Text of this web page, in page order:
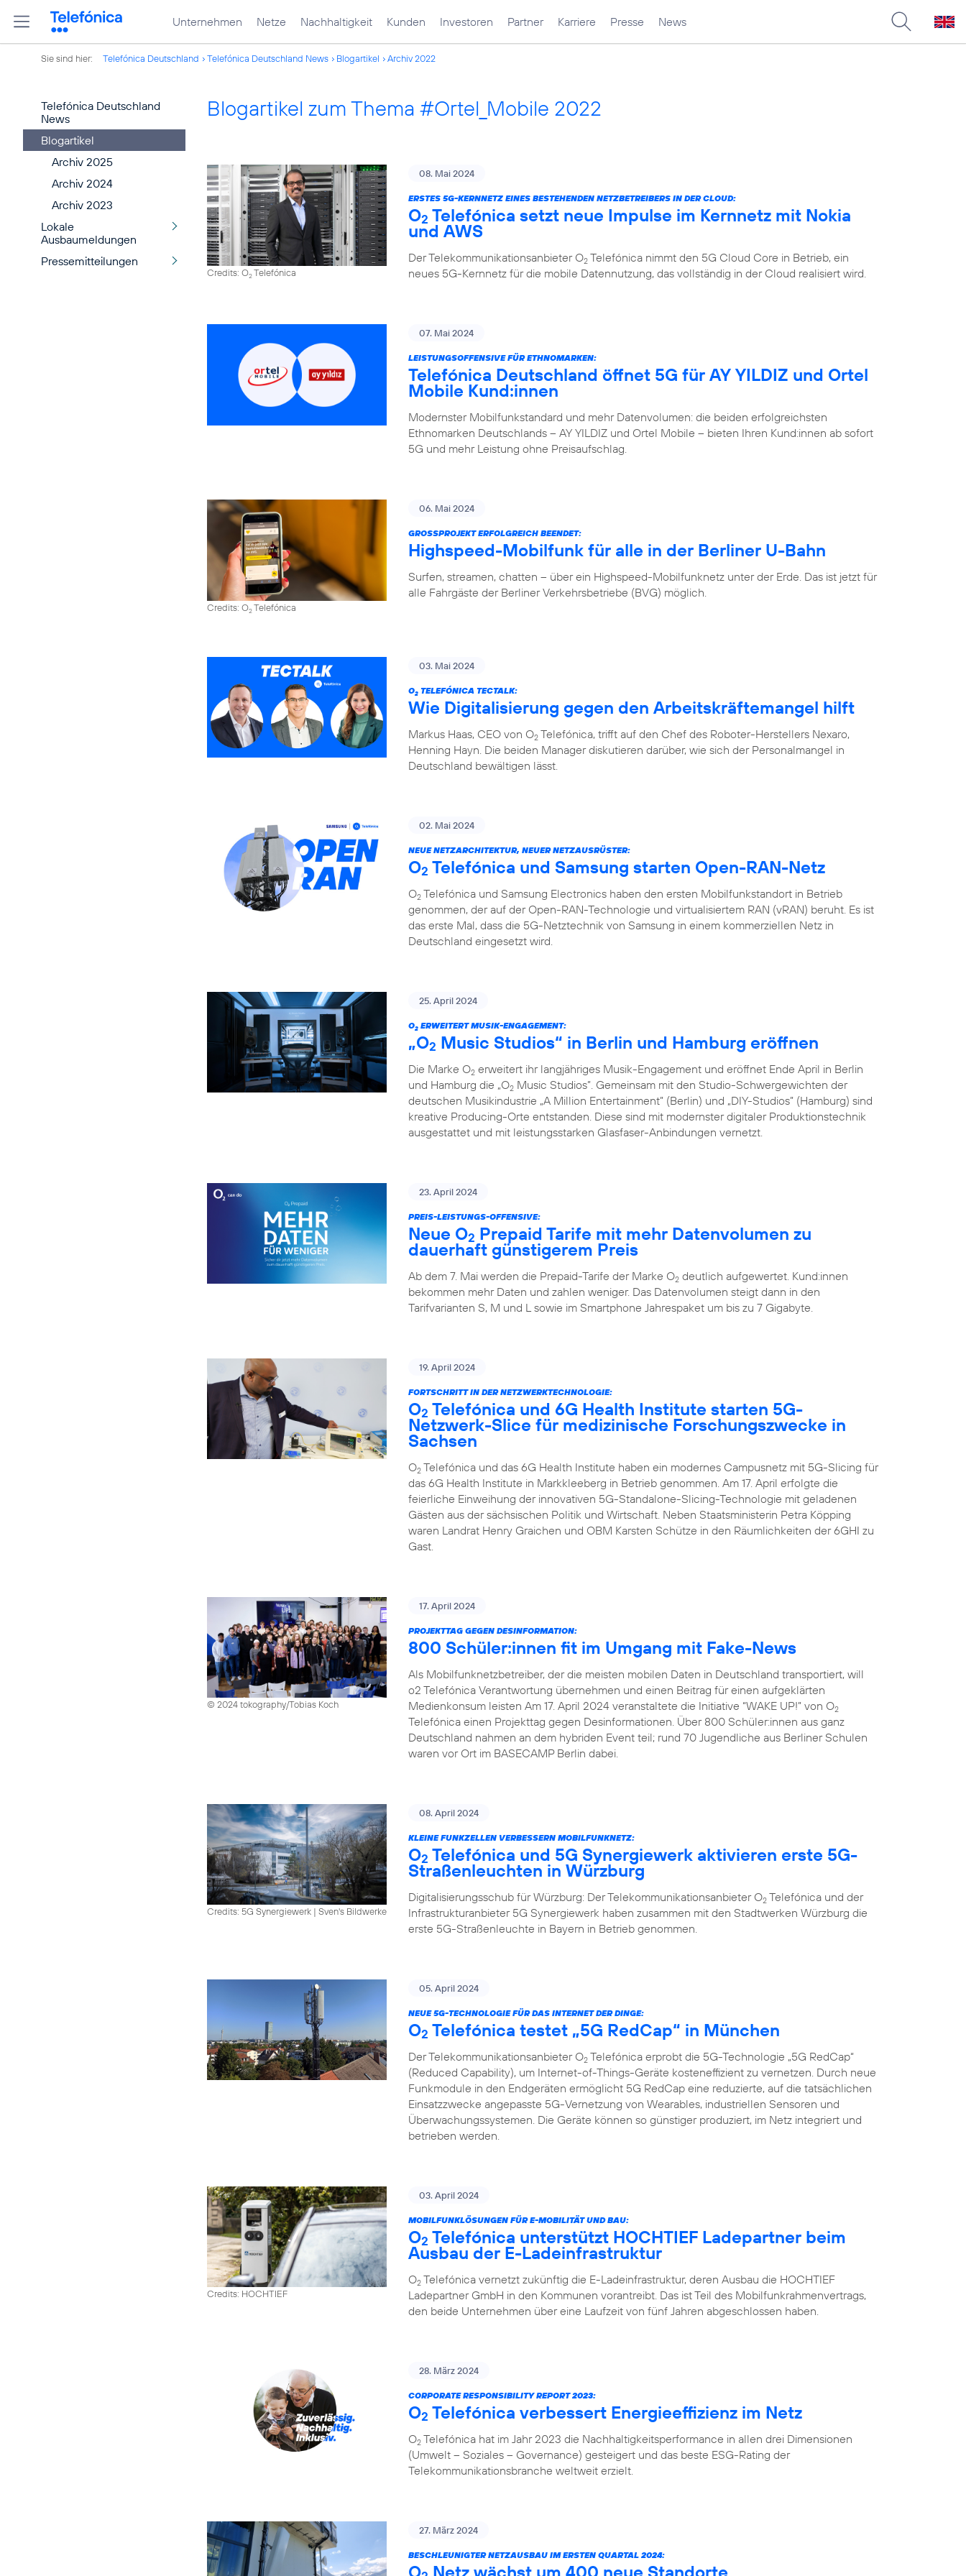
Unternehmen Netze Nachhaltigkeit Kunden Investoren Partner Karriere Presse News
Sie sind hier: Telefónica Deutschland Telefónica Deutschland News Blogartikel Archiv 2022
Telefónica Deutschland
News
Blogartikel
Archiv 2025
Archiv 2024
Archiv 2023
Lokale
Ausbaumeldungen
Pressemitteilungen
Blogartikel zum Thema #Ortel_Mobile 2022
Credits: O2Telefónica
08. Mai 2024
ERSTES 5G-KERNNETZ EINES BESTEHENDEN NETZBETREIBERS IN DER CLOUD:
O2 Telefónica setzt neue Impulse im Kernnetz mit Nokia
und AWS
Der Telekommunikationsanbieter O2 Telefónica nimmt den 5G Cloud Core in Betrieb, ein
neues 5G-Kernnetz für die mobile Datennutzung, das vollständig in der Cloud realisiert wird.
07. Mai 2024
LEISTUNGSOFFENSIVE FÜR ETHNOMARKEN:
Telefónica Deutschland öffnet 5G für AY YILDIZ und Ortel
Mobile Kund:innen
Modernster Mobilfunkstandard und mehr Datenvolumen: die beiden erfolgreichsten
Ethnomarken Deutschlands – AY YILDIZ und Ortel Mobile – bieten Ihren Kund:innen ab sofort
5G und mehr Leistung ohne Preisaufschlag.
Credits: O2Telefónica
06. Mai 2024
GROSSPROJEKT ERFOLGREICH BEENDET:
Highspeed-Mobilfunk für alle in der Berliner U-Bahn
Surfen, streamen, chatten – über ein Highspeed-Mobilfunknetz unter der Erde. Das ist jetzt für
alle Fahrgäste der Berliner Verkehrsbetriebe (BVG) möglich.
03. Mai 2024
O2 TELEFÓNICA TECTALK:
Wie Digitalisierung gegen den Arbeitskräftemangel hilft
Markus Haas, CEO von O2 Telefónica, trifft auf den Chef des Roboter-Herstellers Nexaro,
Henning Hayn. Die beiden Manager diskutieren darüber, wie sich der Personalmangel in
Deutschland bewältigen lässt.
02. Mai 2024
NEUE NETZARCHITEKTUR, NEUER NETZAUSRÜSTER:
O2 Telefónica und Samsung starten Open-RAN-Netz
O2 Telefónica und Samsung Electronics haben den ersten Mobilfunkstandort in Betrieb
genommen, der auf der Open-RAN-Technologie und virtualisiertem RAN (vRAN) beruht. Es ist
das erste Mal, dass die 5G-Netztechnik von Samsung in einem kommerziellen Netz in
Deutschland eingesetzt wird.
25. April 2024
O2 ERWEITERT MUSIK-ENGAGEMENT:
„O2 Music Studios“ in Berlin und Hamburg eröffnen
Die Marke O2 erweitert ihr langjähriges Musik-Engagement und eröffnet Ende April in Berlin
und Hamburg die „O2 Music Studios”. Gemeinsam mit den Studio-Schwergewichten der
deutschen Musikindustrie „A Million Entertainment” (Berlin) und „DIY-Studios” (Hamburg) sind
kreative Producing-Orte entstanden. Diese sind mit modernster digitaler Produktionstechnik
ausgestattet und mit leistungsstarken Glasfaser-Anbindungen vernetzt.
23. April 2024
PREIS-LEISTUNGS-OFFENSIVE:
Neue O2 Prepaid Tarife mit mehr Datenvolumen zu
dauerhaft günstigerem Preis
Ab dem 7. Mai werden die Prepaid-Tarife der Marke O2 deutlich aufgewertet. Kund:innen
bekommen mehr Daten und zahlen weniger. Das Datenvolumen steigt dann in den
Tarifvarianten S, M und L sowie im Smartphone Jahrespaket um bis zu 7 Gigabyte.
19. April 2024
FORTSCHRITT IN DER NETZWERKTECHNOLOGIE:
O2 Telefónica und 6G Health Institute starten 5G-
Netzwerk-Slice für medizinische Forschungszwecke in
Sachsen
O2 Telefónica und das 6G Health Institute haben ein modernes Campusnetz mit 5G-Slicing für
das 6G Health Institute in Markkleeberg in Betrieb genommen. Am 17. April erfolgte die
feierliche Einweihung der innovativen 5G-Standalone-Slicing-Technologie mit geladenen
Gästen aus der sächsischen Politik und Wirtschaft. Neben Staatsministerin Petra Köpping
waren Landrat Henry Graichen und OBM Karsten Schütze in den Räumlichkeiten der 6GHI zu
Gast.
© 2024 tokography/Tobias Koch
17. April 2024
PROJEKTTAG GEGEN DESINFORMATION:
800 Schüler:innen fit im Umgang mit Fake-News
Als Mobilfunknetzbetreiber, der die meisten mobilen Daten in Deutschland transportiert, will
o2 Telefónica Verantwortung übernehmen und einen Beitrag für einen aufgeklärten
Medienkonsum leisten Am 17. April 2024 veranstaltete die Initiative “WAKE UP!” von O2
Telefónica einen Projekttag gegen Desinformationen. Über 800 Schüler:innen aus ganz
Deutschland nahmen an dem hybriden Event teil; rund 70 Jugendliche aus Berliner Schulen
waren vor Ort im BASECAMP Berlin dabei.
Credits: 5G Synergiewerk | Sven's Bildwerke
08. April 2024
KLEINE FUNKZELLEN VERBESSERN MOBILFUNKNETZ:
O2 Telefónica und 5G Synergiewerk aktivieren erste 5G-
Straßenleuchten in Würzburg
Digitalisierungsschub für Würzburg: Der Telekommunikationsanbieter O2 Telefónica und der
Infrastrukturanbieter 5G Synergiewerk haben zusammen mit den Stadtwerken Würzburg die
erste 5G-Straßenleuchte in Bayern in Betrieb genommen.
05. April 2024
NEUE 5G-TECHNOLOGIE FÜR DAS INTERNET DER DINGE:
O2 Telefónica testet „5G RedCap“ in München
Der Telekommunikationsanbieter O2 Telefónica erprobt die 5G-Technologie „5G RedCap“
(Reduced Capability), um Internet-of-Things-Geräte kosteneffizient zu vernetzen. Durch neue
Funkmodule in den Endgeräten ermöglicht 5G RedCap eine reduzierte, auf die tatsächlichen
Einsatzzwecke angepasste 5G-Vernetzung von Wearables, industriellen Sensoren und
Überwachungssystemen. Die Geräte können so günstiger produziert, im Netz integriert und
betrieben werden.
Credits: HOCHTIEF
03. April 2024
MOBILFUNKLÖSUNGEN FÜR E-MOBILITÄT UND BAU:
O2 Telefónica unterstützt HOCHTIEF Ladepartner beim
Ausbau der E-Ladeinfrastruktur
O2 Telefónica vernetzt zukünftig die E-Ladeinfrastruktur, deren Ausbau die HOCHTIEF
Ladepartner GmbH in den Kommunen vorantreibt. Das ist Teil des Mobilfunkrahmenvertrags,
den beide Unternehmen über eine Laufzeit von fünf Jahren abgeschlossen haben.
28. März 2024
CORPORATE RESPONSIBILITY REPORT 2023:
O2 Telefónica verbessert Energieeffizienz im Netz
O2 Telefónica hat im Jahr 2023 die Nachhaltigkeitsperformance in allen drei Dimensionen
(Umwelt – Soziales – Governance) gesteigert und das beste ESG-Rating der
Telekommunikationsbranche weltweit erzielt.
27. März 2024
BESCHLEUNIGTER NETZAUSBAU IM ERSTEN QUARTAL 2024:
O Netz wächst um 400 neue Standorte